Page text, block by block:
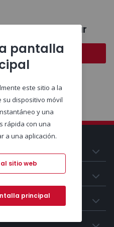
por estrenar
pantalla
este sitio a la
su dispositivo móvil
y una
rápida con una
a una aplicación.
sitio web
principal